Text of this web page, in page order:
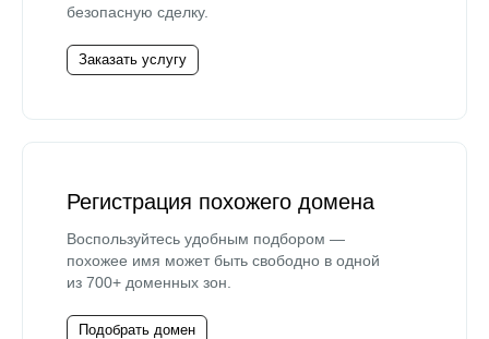
безопасную сделку.
Заказать услугу
Регистрация похожего домена
Воспользуйтесь удобным подбором —
похожее имя может быть свободно в одной
из 700+ доменных зон.
Подобрать домен